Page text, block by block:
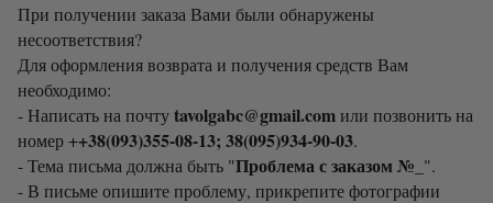
При получении заказа Вами были обнаружены
несоответствия?
Для оформления возврата и получения средств Вам
необходимо:
- Написать на почтуtavolgabc@gmail.comили позвонить на
номер ++38(093)355-08-13; 38(095)934-90-03.
- Тема письма должна быть "Проблема с заказом №_ ".
- В письме опишите проблему, прикрепите фотографии